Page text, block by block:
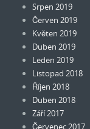
Srpen 2019
Červen 2019
Květen 2019
Duben 2019
Leden 2019
Listopad 2018
Říjen 2018
Duben 2018
Září 2017
Červenec 2017